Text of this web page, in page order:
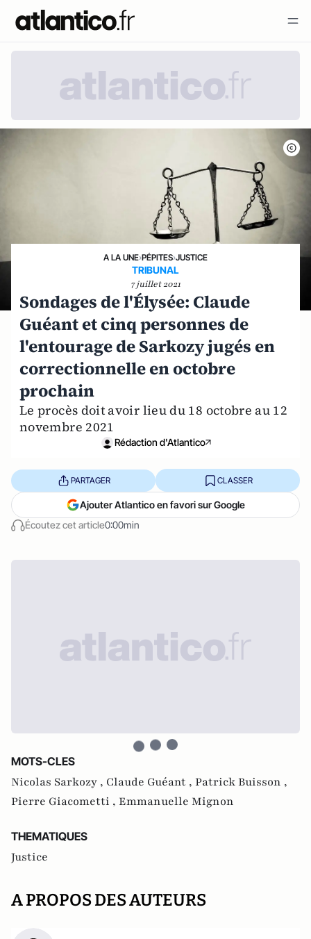
A LA UNE›PÉPITES›JUSTICE
TRIBUNAL
7 juillet 2021
Sondages de l'Élysée: Claude
Guéant et cinq personnes de
l'entourage de Sarkozy jugés en
correctionnelle en octobre
prochain
Le procès doit avoir lieu du 18 octobre au 12
novembre 2021
Rédaction d'Atlantico
Écoutez cet article0:00min
PARTAGER CLASSER
Ajouter Atlantico en favori sur Google
MOTS-CLES
Nicolas Sarkozy , Claude Guéant , Patrick Buisson ,
Pierre Giacometti , Emmanuelle Mignon
THEMATIQUES
Justice
A PROPOS DES AUTEURS